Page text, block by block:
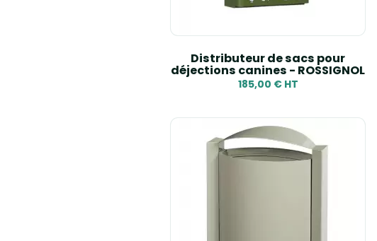
Distributeur de sacs pour
déjections canines - ROSSIGNOL
185,00 € HT